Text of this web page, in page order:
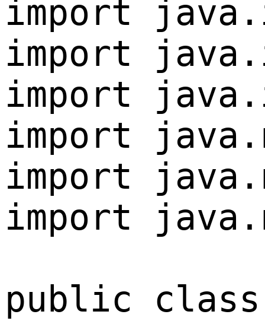
import
import
import
import
import
import
public